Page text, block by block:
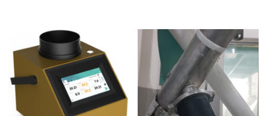
trước đó. Nhưng so với các phiên
bản trước, FPA touch! nhỏ hơn và
nhẹ hơn đáng kể, đồng thời được
nâng cấp với các tính năng mới.
trước đó. Nhưng so với các phiên
bản trước, FPA touch! nhỏ hơn và
nhẹ hơn đáng kể, đồng thời được
nâng cấp với các tính năng mới.